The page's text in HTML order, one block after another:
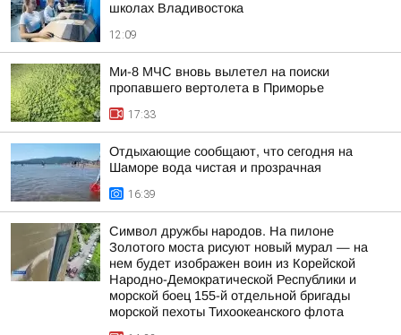
школах Владивостока
12:09
Ми-8 МЧС вновь вылетел на поиски
пропавшего вертолета в Приморье
17:33
Отдыхающие сообщают, что сегодня на
Шаморе вода чистая и прозрачная
16:39
Символ дружбы народов. На пилоне
Золотого моста рисуют новый мурал — на
нем будет изображен воин из Корейской
Народно-Демократической Республики и
морской боец 155-й отдельной бригады
морской пехоты Тихоокеанского флота